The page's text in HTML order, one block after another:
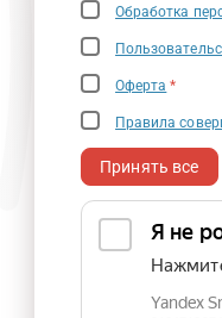
Обработка
Оферта *
Правила
Принять все